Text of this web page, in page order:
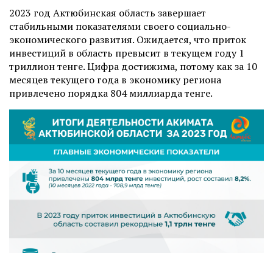
2023 год Актюбинская область завершает
стабильными показателями своего социально-
экономического развития. Ожидается, что приток
инвестиций в область превысит в текущем году 1
триллион тенге. Цифра достижима, потому как за 10
месяцев текущего года в экономику региона
привлечено порядка 804 миллиарда тенге.